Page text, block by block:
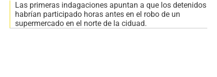
Las primeras indagaciones apuntan a que los detenidos
habrían participado horas antes en el robo de un
supermercado en el norte de la ciduad.